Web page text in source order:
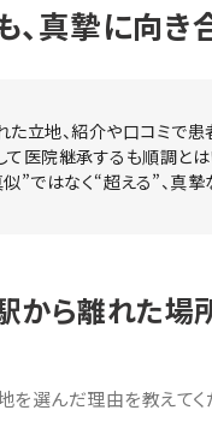
、真摯に向き
た立地、紹介や口コミで
て医院継承するも順調と
”ではなく“超える”、真
から離れた場
を選んだ理由を教えてく